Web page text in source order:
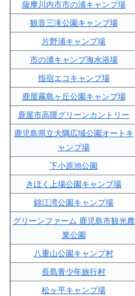
薩摩川内市市の浦キャンプ場
観音三滝公園キャンプ場
片野浦キャンプ場
市の浦キャンプ海水浴場
指宿エコキャンプ場
鹿屋霧島ヶ丘公園キャンプ場
鹿屋市高隈グリーンカントリー
鹿児島県立大隅広域公園オートキ
ャンプ場
下小原池公園
きほく上場公園キャンプ場
錦江湾公園キャンプ場
グリーンファーム 鹿児島市観光農
業公園
八重山公園キャンプ村
長島青少年旅行村
松ヶ平キャンプ場